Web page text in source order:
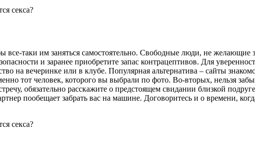
все-таки им заняться самостоятельно. Свободные люди, не желающие
и заранее приобретите запас контрацептивов. Для
на вечеринке или в клубе. Популярная альтернатива – сайты
тот человек, которого вы выбрали по фото. Во-вторых, нельзя
обязательно расскажите о предстоящем свидании близкой
пообещает забрать вас на машине. Договоритесь и о времени,